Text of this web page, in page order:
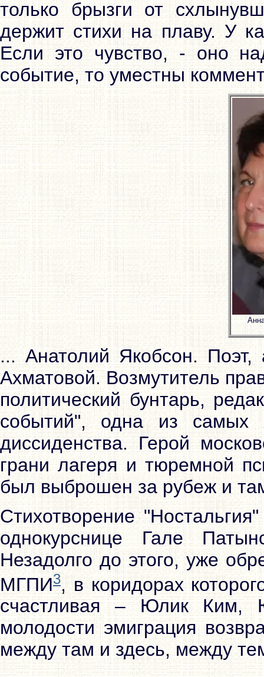
только брызги от
держит стихи на плаву. У
Если это чувство, - оно
событие, то уместны
... Анатолий Якобсон. Поэт,
Ахматовой. Возмутитель
политический бунтарь,
событий", одна из самых
диссиденства. Герой
грани лагеря и тюремной
был выброшен за рубеж и
Стихотворение
однокурснице Гале
Незадолго до этого, уже
МГПИ3, в коридорах
счастливая – Юлик Ким,
молодости эмиграция
между там и здесь, между